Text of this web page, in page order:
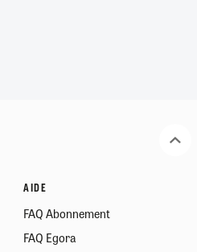
AIDE
FAQ Abonnement
FAQ Egora